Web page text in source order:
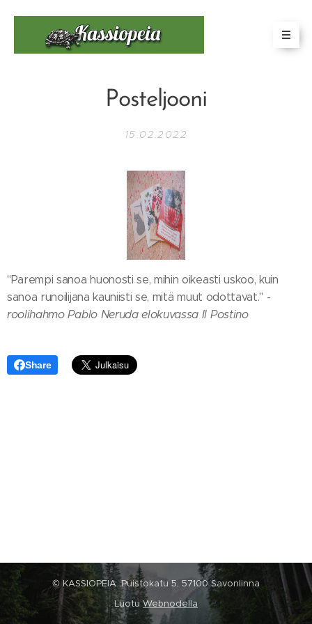
Posteljooni
15.02.2022
"Parempi sanoa huonosti se, mihin oikeasti uskoo, kuin
sanoa runoilijana kauniisti se, mitä muut odottavat." -
roolihahmo Pablo Neruda elokuvassa Il Postino
Share
© KASSIOPEIA. Puistokatu 5, 57100 Savonlinna
LuotuWebnodella